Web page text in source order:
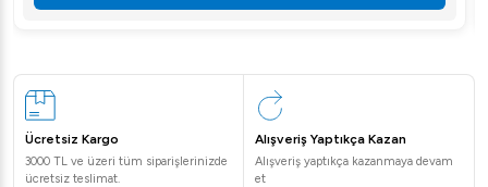
Ücretsiz Kargo
3000 TL ve üzeri tüm siparişlerinizde
ücretsiz teslimat.
Alışveriş Yaptıkça Kazan
Alışveriş yaptıkça kazanmaya devam
et